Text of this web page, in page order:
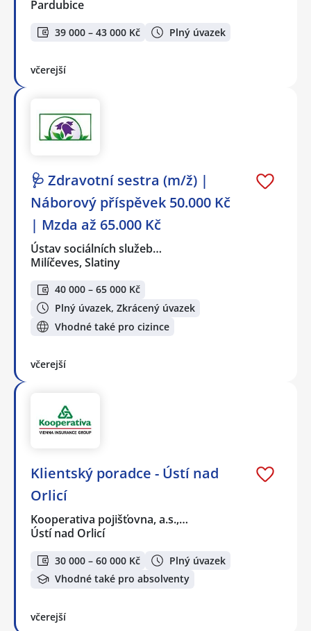
Pardubice
39 000 – 43 000 Kč Plný úvazek
včerejší
🩺 Zdravotní sestra (m/ž) |
Náborový příspěvek 50.000 Kč
| Mzda až 65.000 Kč
Ústav sociálních služeb…
Milíčeves, Slatiny
40 000 – 65 000 Kč
Plný úvazek, Zkrácený úvazek
Vhodné také pro cizince
včerejší
Klientský poradce - Ústí nad
Orlicí
Kooperativa pojišťovna, a.s.,…
Ústí nad Orlicí
30 000 – 60 000 Kč
Plný úvazek
Vhodné také pro absolventy
včerejší